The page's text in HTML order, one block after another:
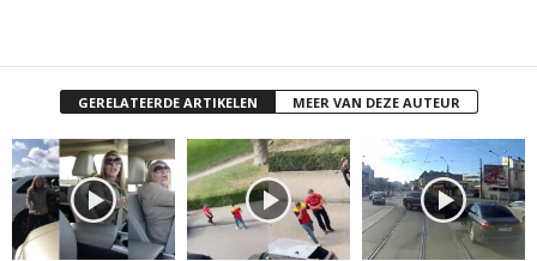
GERELATEERDE ARTIKELEN MEER VAN DEZE AUTEUR